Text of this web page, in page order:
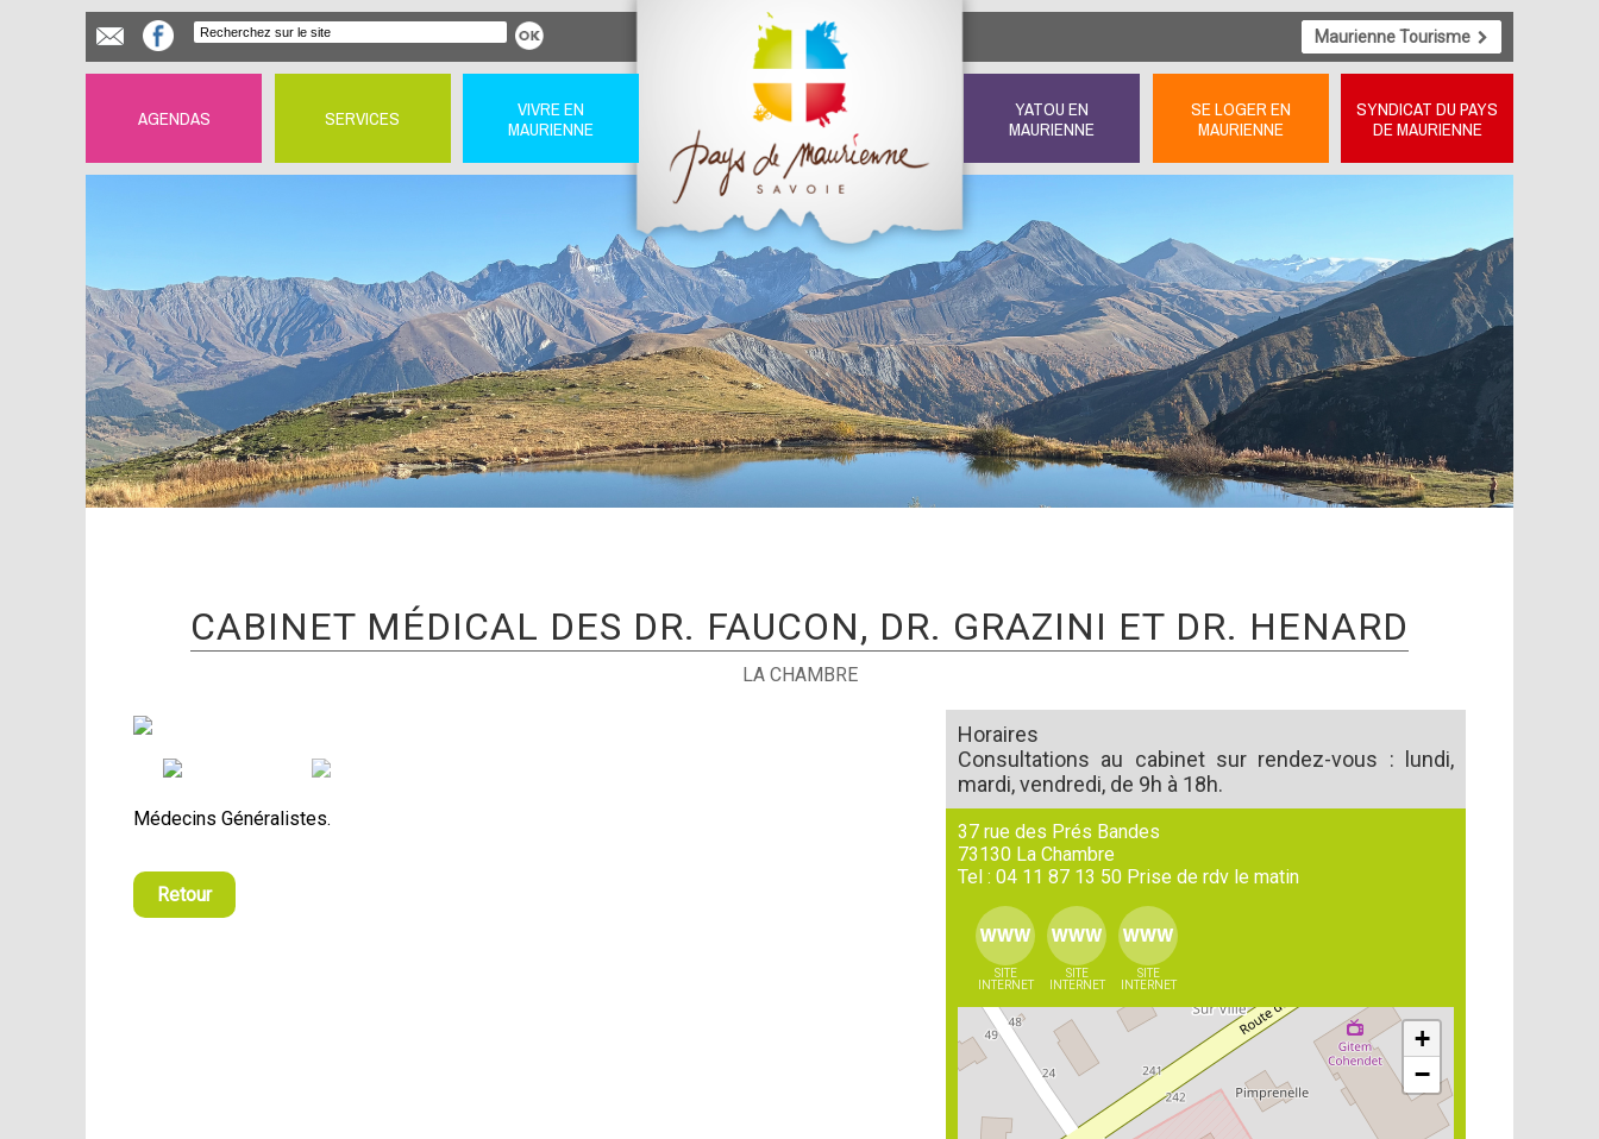
Maurienne Tourisme
AGENDAS SERVICES
VIVRE EN
MAURIENNE
YATOU EN
MAURIENNE
SE LOGER EN
MAURIENNE
SYNDICAT DU PAYS
DE MAURIENNE
CABINET MÉDICAL DES DR. FAUCON, DR. GRAZINI ET DR. HENARD
LA CHAMBRE
Médecins Généralistes.
Retour
Horaires
Consultations au cabinet sur rendez-vous : lundi,
mardi, vendredi, de 9h à 18h.
37 rue des Prés Bandes
73130 La Chambre
Tel : 04 11 87 13 50 Prise de rdv le matin
SITE
INTERNET
SITE
INTERNET
SITE
INTERNET
+
−